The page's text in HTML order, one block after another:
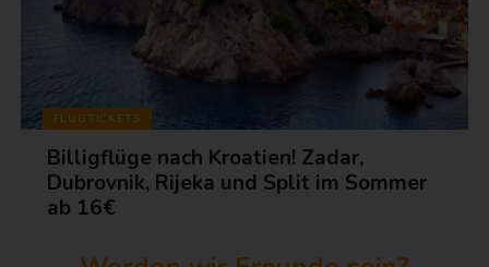
FLUGTICKETS
Billigflüge nach Kroatien! Zadar,
Dubrovnik, Rijeka und Split im Sommer
ab 16€